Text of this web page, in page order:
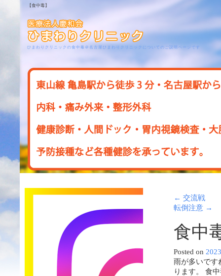
【食中毒】
ひまわりクリニックの食中毒＠名古屋ひまわりクリニックについてのご説明ページです
← 交流戦
転倒注意 →
食中
Posted on
雨が多いです
ります。 食